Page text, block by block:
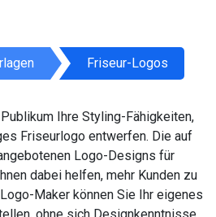
Friseur-Logos
Ihre Styling-Fähigkeiten,
Friseurlogo entwerfen. Die auf
Logo-Designs für
dabei helfen, mehr Kunden zu
Maker können Sie Ihr eigenes